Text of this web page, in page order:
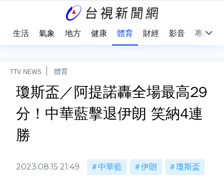
生活 氣象 地方 健康 體育 財經 影音 專題
TTV NEWS 體育
瓊斯盃／阿提諾轟全場最高29
分！中華藍擊退伊朗 笑納4連
勝
2023.08.15 21:49 中華藍 伊朗 瓊斯盃